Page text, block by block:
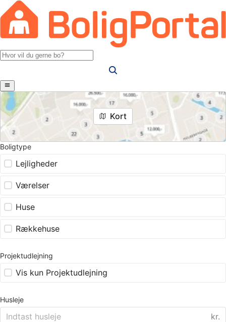
Kort
Boligtype
Lejligheder
Værelser
Huse
Rækkehuse
Projektudlejning
Vis kun Projektudlejning
Husleje
kr.